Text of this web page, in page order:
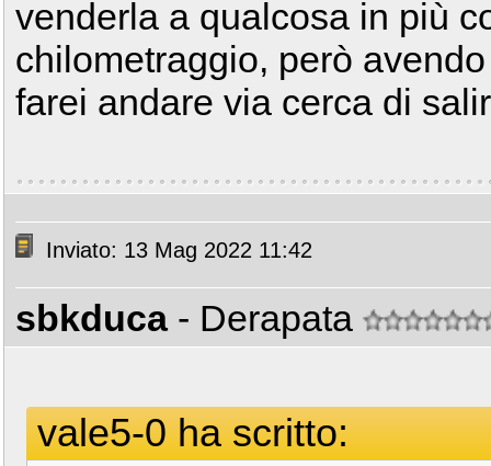
venderla a qualcosa in più
chilometraggio, però
farei andare via cerca di
Inviato: 13 Mag 2022 11:42
sbkduca - Derapata
vale5-0 ha scritto: